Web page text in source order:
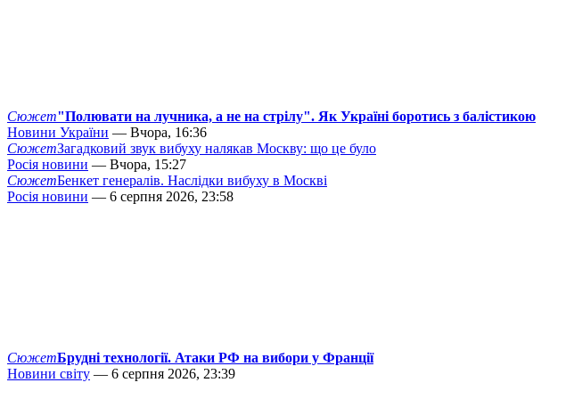
Сюжет"Полювати на лучника, а не на стрілу". Як Україні боротись з балістикою
Новини України — Вчора, 16:36
СюжетЗагадковий звук вибуху налякав Москву: що це було
Росія новини — Вчора, 15:27
СюжетБенкет генералів. Наслідки вибуху в Москві
Росія новини — 6 серпня 2026, 23:58
СюжетБрудні технології. Атаки РФ на вибори у Франції
Новини світу — 6 серпня 2026, 23:39